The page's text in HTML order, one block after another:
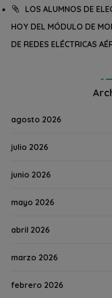
LOS ALUMNOS DE
HOY DEL MÓDULO DE
DE REDES ELÉCTRICAS
agosto 2026
julio 2026
junio 2026
mayo 2026
abril 2026
marzo 2026
febrero 2026